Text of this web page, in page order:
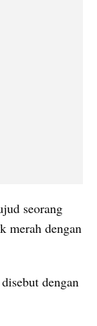
seorang
merah dengan
dengan